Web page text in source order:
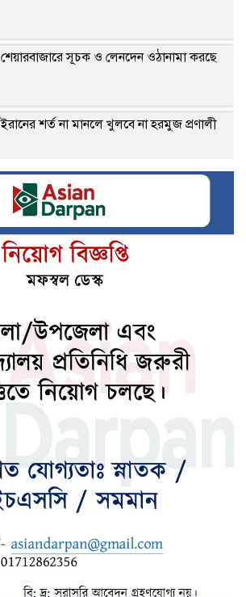
শেয়ারবাজারে সূচক ও লেনদেন ওঠানামা করছে
ইরানের শর্ত না মানলে খুলবে না হরমুজ প্রণালী
গভীর সমুদ্রবন্দর মাতারবাড়ি পরিদর্শনে প্রধানমন্ত্রী
জেনে নিন আপনার আজকের রাশিফল
জেনে নিন আজকের নামাজের সময়সূচি
দেশের উন্নয়নে কাজ করতে ইউএনওদের
প্রধানমন্ত্রীর আহ্বান
ধ্বংসস্তূপ থেকে দেশকে রক্ষা করতে কাজ করছে
বিএনপি : মির্জা ফখরুল